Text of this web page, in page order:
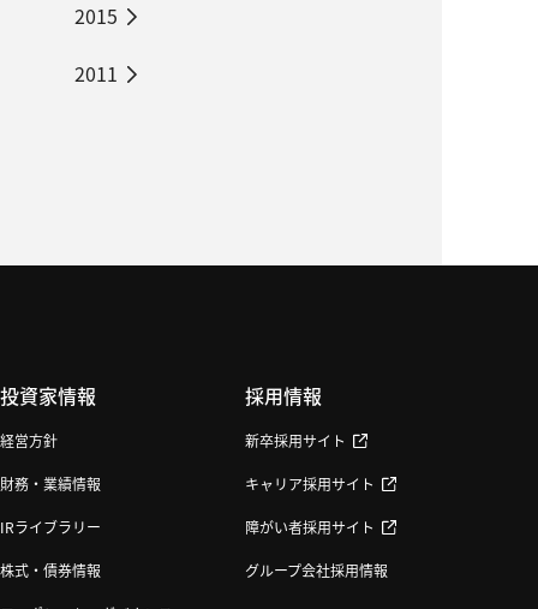
2015
2011
投資家情報
経営方針
財務・業績情報
IRライブラリー
株式・債券情報
採用情報
新卒採用サイト
キャリア採用サイト
障がい者採用サイト
グループ会社採用情報